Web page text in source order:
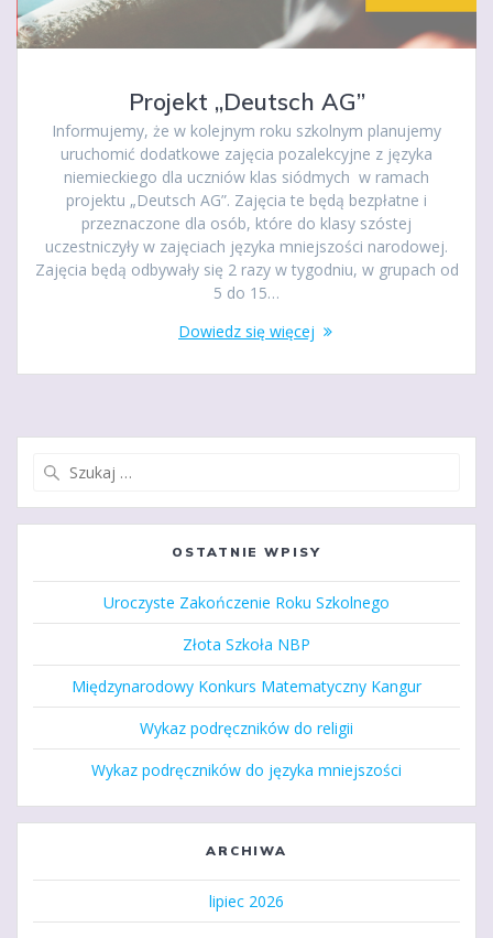
Projekt „Deutsch AG”
Informujemy, że w kolejnym roku szkolnym planujemy
uruchomić dodatkowe zajęcia pozalekcyjne z języka
niemieckiego dla uczniów klas siódmych w ramach
projektu „Deutsch AG”. Zajęcia te będą bezpłatne i
przeznaczone dla osób, które do klasy szóstej
uczestniczyły w zajęciach języka mniejszości narodowej.
Zajęcia będą odbywały się 2 razy w tygodniu, w grupach od
5 do 15…
Dowiedz się więcej
OSTATNIE WPISY
Uroczyste Zakończenie Roku Szkolnego
Złota Szkoła NBP
Międzynarodowy Konkurs Matematyczny Kangur
Wykaz podręczników do religii
Wykaz podręczników do języka mniejszości
ARCHIWA
lipiec 2026